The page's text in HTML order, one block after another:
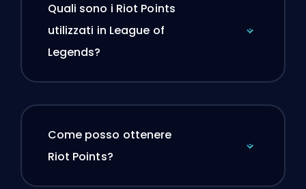
Quali sono i Riot Points
utilizzati in League of
Legends?
Come posso ottenere
Riot Points?